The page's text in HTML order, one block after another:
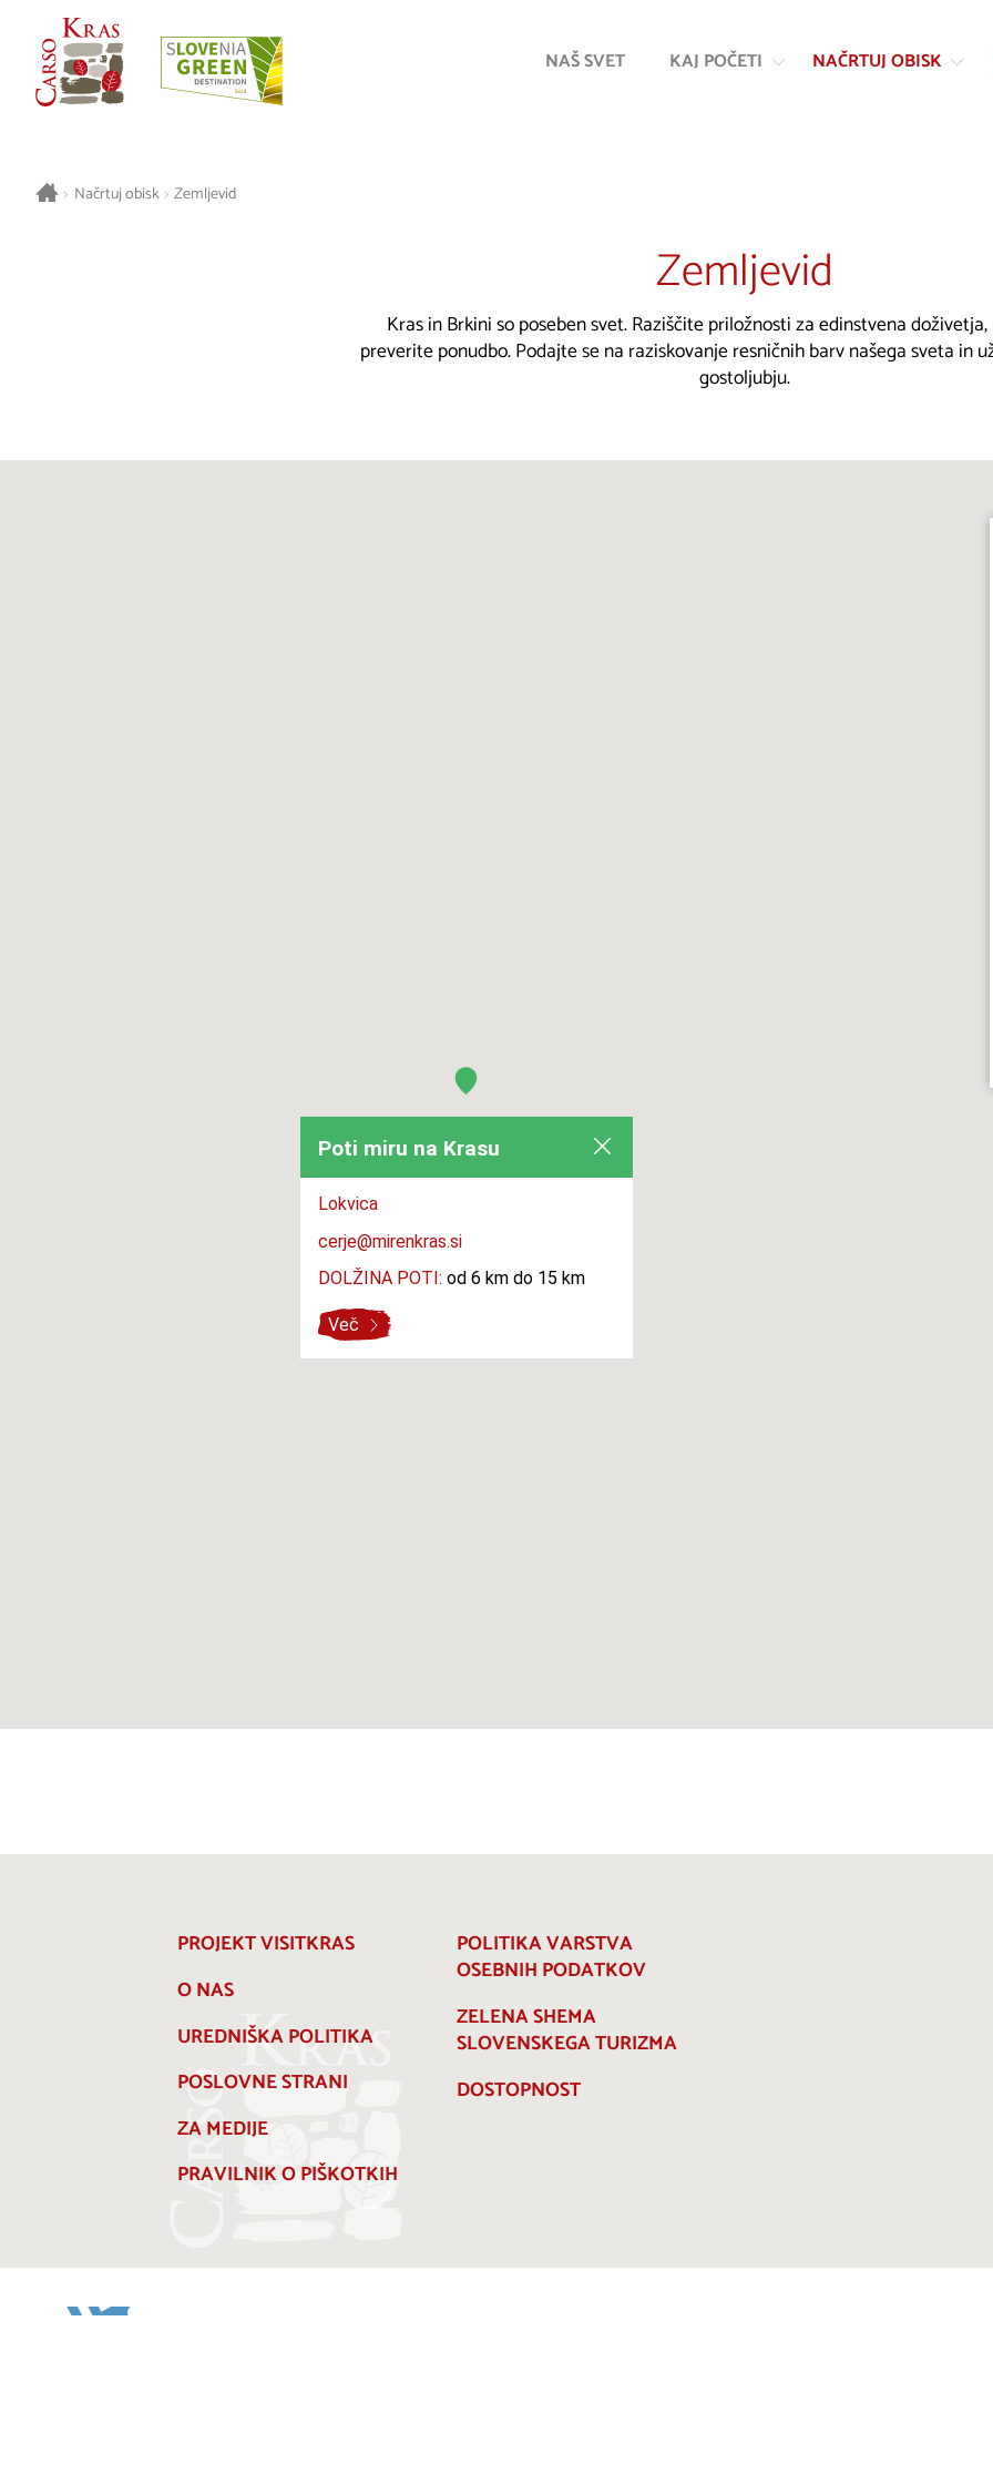
vsebino
NAŠ SVET KAJ POČETI NAČRTUJ OBISK
> Načrtuj obisk > Zemljevid
Zemljevid
Kras in Brkini so poseben svet. Raziščite priložnosti za edinstvena
preverite ponudbo. Podajte se na raziskovanje resničnih barv našega sveta in
gostoljubju.
Poti miru na Krasu
Lokvica
cerje@mirenkras.si
DOLŽINA POTI: od 6 km do 15 km
Več
PROJEKT VISITKRAS
O NAS
UREDNIŠKA POLITIKA
POSLOVNE STRANI
ZA MEDIJE
PRAVILNIK O PIŠKOTKIH
POLITIKA VARSTVA
OSEBNIH PODATKOV
ZELENA SHEMA
SLOVENSKEGA TURIZMA
DOSTOPNOST